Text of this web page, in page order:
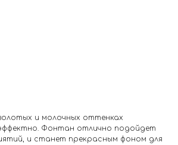
и молочных оттенках
Фонтан отлично подойдет
и станет прекрасным фоном для